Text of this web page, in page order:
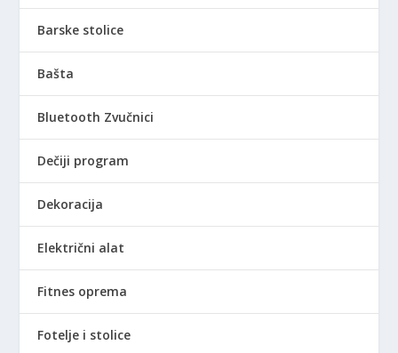
Barske stolice
Bašta
Bluetooth Zvučnici
Dečiji program
Dekoracija
Električni alat
Fitnes oprema
Fotelje i stolice